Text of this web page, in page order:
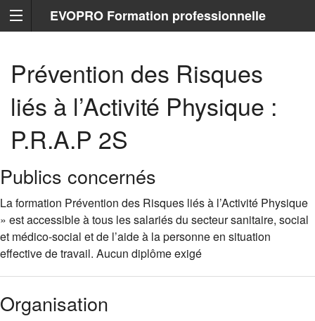
EVOPRO Formation professionnelle
Prévention des Risques
liés à l’Activité Physique :
P.R.A.P 2S
Publics concernés
La formation Prévention des Risques liés à l’Activité Physique
» est accessible à tous les salariés du secteur sanitaire, social
et médico-social et de l’aide à la personne en situation
effective de travail. Aucun diplôme exigé
Organisation